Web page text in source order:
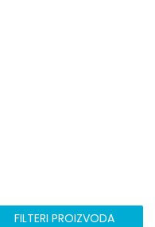
FILTERI PROIZVODA